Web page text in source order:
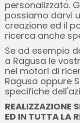
personalizzato.
possiamo darvi
creazione ed il
ricerca anche
Se ad esempio
a Ragusa le
nei motori di
Ragusa oppure
specifiche
REALIZZAZIONE
ED IN TUTTA LA